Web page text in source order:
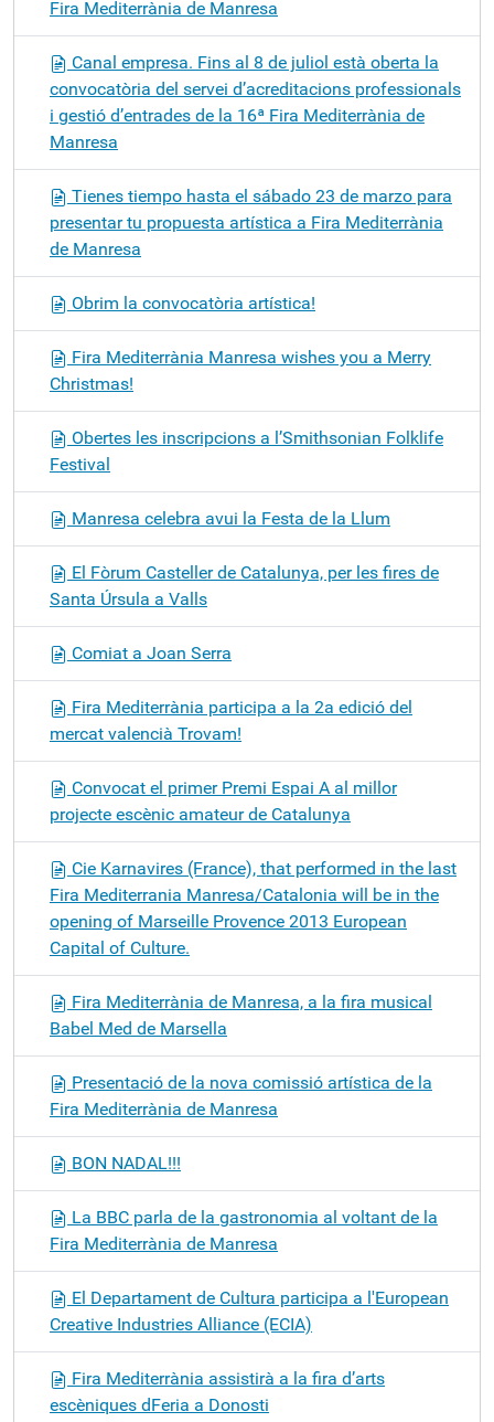
Fira Mediterrània de Manresa
Canal empresa. Fins al 8 de juliol està oberta la
convocatòria del servei d’acreditacions professionals
i gestió d’entrades de la 16ª Fira Mediterrània de
Manresa
Tienes tiempo hasta el sábado 23 de marzo para
presentar tu propuesta artística a Fira Mediterrània
de Manresa
Obrim la convocatòria artística!
Fira Mediterrània Manresa wishes you a Merry
Christmas!
Obertes les inscripcions a l’Smithsonian Folklife
Festival
Manresa celebra avui la Festa de la Llum
El Fòrum Casteller de Catalunya, per les fires de
Santa Úrsula a Valls
Comiat a Joan Serra
Fira Mediterrània participa a la 2a edició del
mercat valencià Trovam!
Convocat el primer Premi Espai A al millor
projecte escènic amateur de Catalunya
Cie Karnavires (France), that performed in the last
Fira Mediterrania Manresa/Catalonia will be in the
opening of Marseille Provence 2013 European
Capital of Culture.
Fira Mediterrània de Manresa, a la fira musical
Babel Med de Marsella
Presentació de la nova comissió artística de la
Fira Mediterrània de Manresa
BON NADAL!!!
La BBC parla de la gastronomia al voltant de la
Fira Mediterrània de Manresa
El Departament de Cultura participa a l'European
Creative Industries Alliance (ECIA)
Fira Mediterrània assistirà a la fira d’arts
escèniques dFeria a Donosti